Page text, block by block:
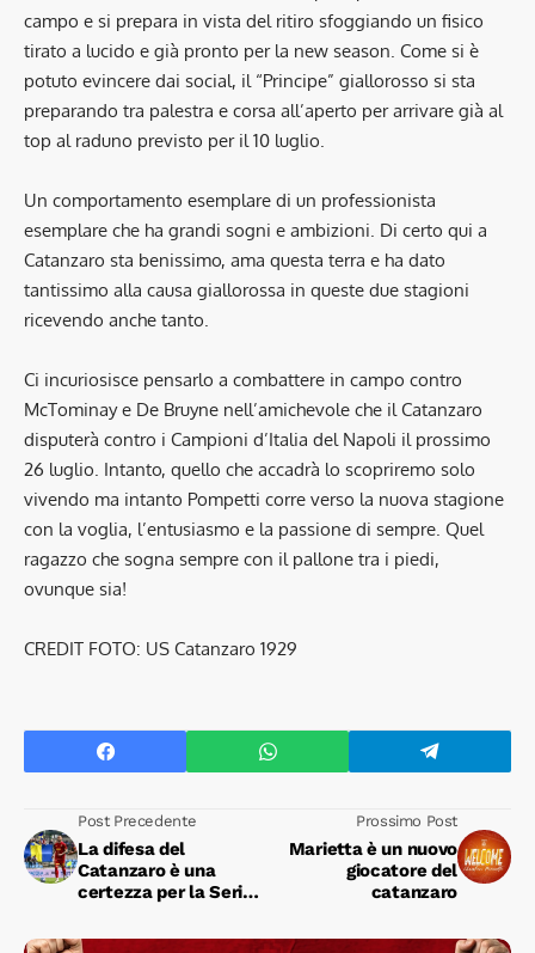
campo e si prepara in vista del ritiro sfoggiando un fisico
tirato a lucido e già pronto per la new season. Come si è
potuto evincere dai social, il “Principe” giallorosso si sta
preparando tra palestra e corsa all’aperto per arrivare già al
top al raduno previsto per il 10 luglio.
Un comportamento esemplare di un professionista
esemplare che ha grandi sogni e ambizioni. Di certo qui a
Catanzaro sta benissimo, ama questa terra e ha dato
tantissimo alla causa giallorossa in queste due stagioni
ricevendo anche tanto.
Ci incuriosisce pensarlo a combattere in campo contro
McTominay e De Bruyne nell’amichevole che il Catanzaro
disputerà contro i Campioni d’Italia del Napoli il prossimo
26 luglio. Intanto, quello che accadrà lo scopriremo solo
vivendo ma intanto Pompetti corre verso la nuova stagione
con la voglia, l’entusiasmo e la passione di sempre. Quel
ragazzo che sogna sempre con il pallone tra i piedi,
ovunque sia!
CREDIT FOTO: US Catanzaro 1929
Post Precedente
La difesa del
Catanzaro è una
certezza per la Serie
qui?
Prossimo Post
Marietta è un nuovo
giocatore del
catanzaro